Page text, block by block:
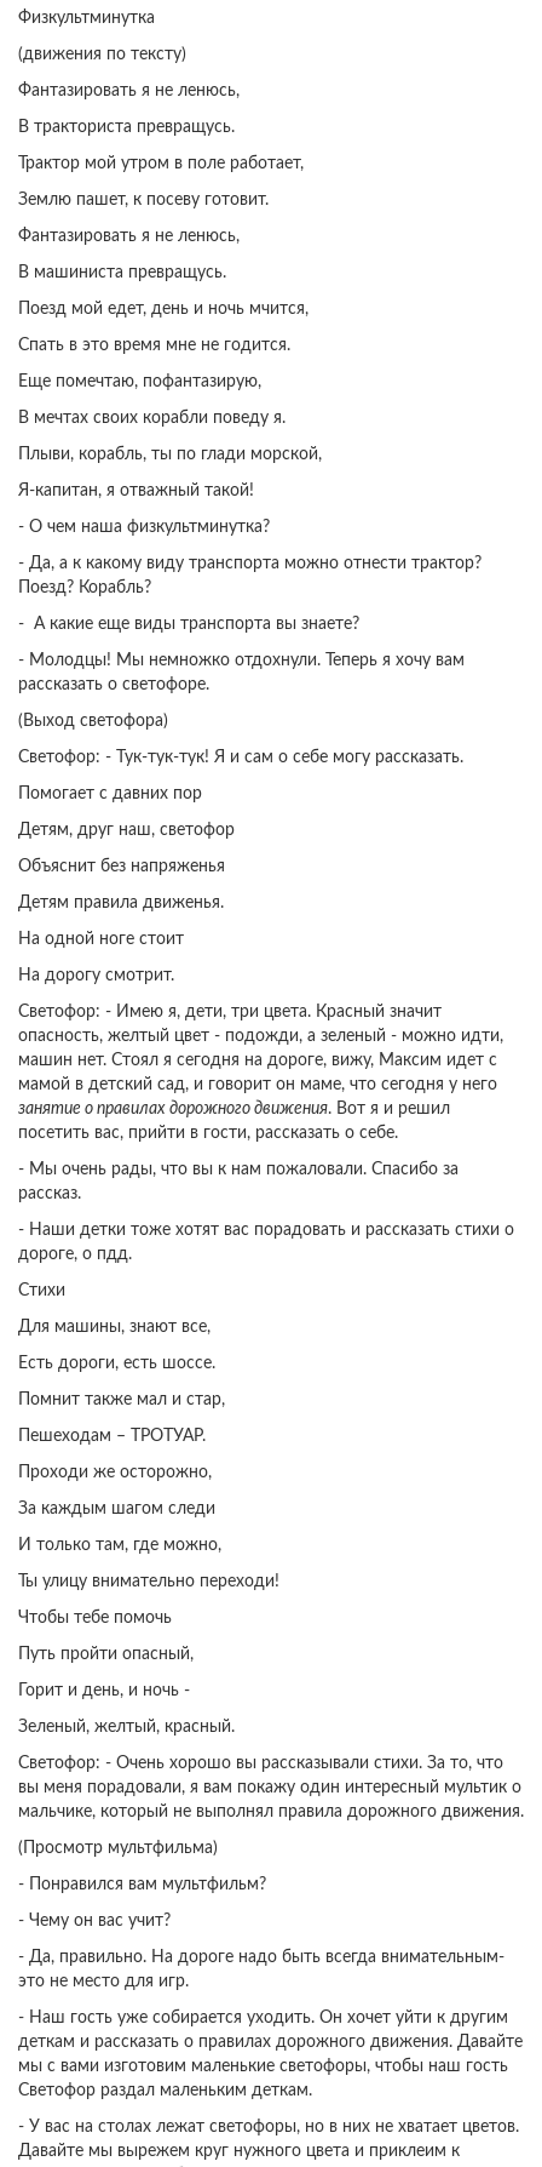
Физкультминутка
(движения по тексту)
Фантазировать я не ленюсь,
В тракториста превращусь.
Трактор мой утром в поле работает,
Землю пашет, к посеву готовит.
Фантазировать я не ленюсь,
В машиниста превращусь.
Поезд мой едет, день и ночь мчится,
Спать в это время мне не годится.
Еще помечтаю, пофантазирую,
В мечтах своих корабли поведу я.
Плыви, корабль, ты по глади морской,
Я-капитан, я отважный такой!
- О чем наша физкультминутка?
- Да, а к какому виду транспорта можно отнести трактор?
Поезд? Корабль?
- А какие еще ​​виды транспорта вы знаете?
- Молодцы! Мы немножко отдохнули. Теперь я хочу вам
рассказать о светофоре.
(Выход светофора)
Светофор: - Тук-тук-тук! Я и сам о себе могу рассказать.
Помогает с давних пор
Детям, друг наш, светофор
Объяснит без напряженья
Детям правила движенья.
На одной ноге стоит
На дорогу смотрит.
Светофор: - Имею я, дети, три цвета. Красный значит
опасность, желтый цвет - подожди, а зеленый - можно идти,
машин нет. Стоял я сегодня на дороге, вижу, Максим идет с
мамой в детский сад, и говорит он маме, что сегодня у него
занятие о правилах дорожного движения. Вот я и решил
посетить вас, прийти в гости, рассказать о себе.
- Мы очень рады, что вы к нам пожаловали. Спасибо за
рассказ.
- Наши детки тоже хотят вас порадовать и рассказать стихи о
дороге, о пдд.
Стихи
Для машины, знают все,
Есть дороги, есть шоссе.
Помнит также мал и стар,
Пешеходам – ТРОТУАР.
Проходи же осторожно,
За каждым шагом следи
И только там, где можно,
Ты улицу внимательно переходи!
Чтобы тебе помочь
Путь пройти опасный,
Горит и день, и ночь -
Зеленый, желтый, красный.
Светофор: - Очень хорошо вы рассказывали стихи. За то, что
вы меня порадовали, я вам покажу один интересный мультик о
мальчике, который не выполнял правила дорожного движения.
(Просмотр мультфильма)
- Понравился вам мультфильм?
- Чему он вас учит?
- Да, правильно. На дороге надо быть всегда внимательным-
это не место для игр.
- Наш гость уже собирается уходить. Он хочет уйти к другим
деткам и рассказать о правилах дорожного движения. Давайте
мы с вами изготовим маленькие светофоры, чтобы наш гость
Светофор раздал маленьким деткам.
- У вас на столах лежат светофоры, но в них не хватает цветов.
Давайте мы вырежем круг нужного цвета и приклеим к